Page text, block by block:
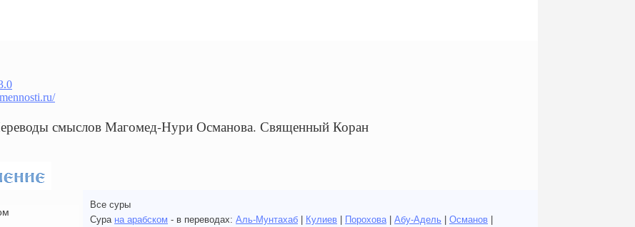
смыслов Магомед-Нури Османова. Священный Коран
Все суры
Сура на арабском - в переводах: Аль-Мунтахаб | Кулиев | Порохова | Абу-Адель | Османов |